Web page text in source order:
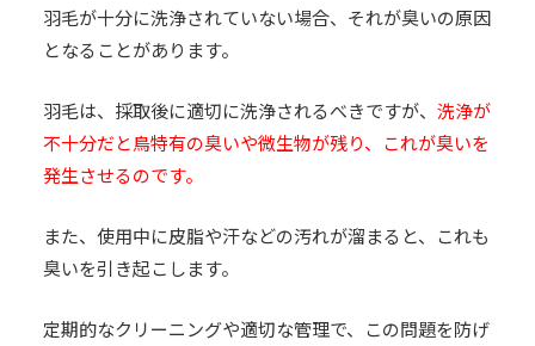
羽毛が十分に洗浄されていない場合、それが臭いの原因
となることがあります。
羽毛は、採取後に適切に洗浄されるべきですが、 洗浄が
不十分だと鳥特有の臭いや微生物が残り、これが臭いを
発生させるのです。
また、使用中に皮脂や汗などの汚れが溜まると、これも
臭いを引き起こします。
定期的なクリーニングや適切な管理で、この問題を防げ